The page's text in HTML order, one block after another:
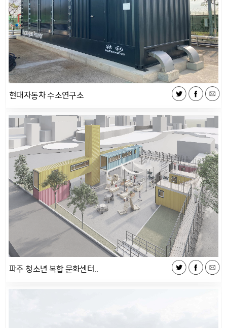
현대자동차 수소연구소
파주 청소년 복합 문화센터..